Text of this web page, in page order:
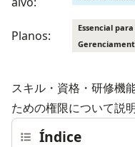
Planos:
Essencial
スキル・資格・研修機
ための権限について説
Índice